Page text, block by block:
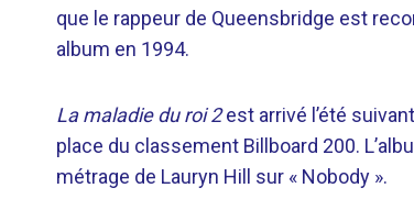
que le rappeur de Queensbridge est
album en 1994.
La maladie du roi 2est arrivé l’été
place du classement Billboard 200.
métrage de Lauryn Hill sur « Nobody ».